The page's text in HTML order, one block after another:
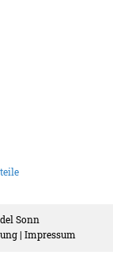
Sonn
| Impressum